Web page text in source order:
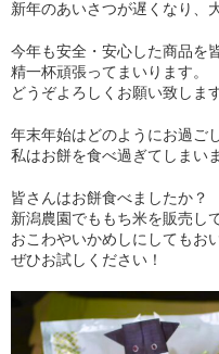
新年のあいさつが遅くなり、
今年も安全・安心した商品を
精一杯頑張ってまいります。
どうぞよろしくお願い致します
年末年始はどのようにお過ご
私はお餅を食べ過ぎてしまい
皆さんはお餅食べましたか？
新潟農園でももち米を販売し
おこわやいかめしにしてもお
ぜひお試しください！